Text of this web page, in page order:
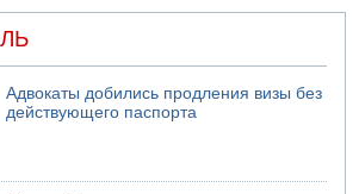
Адвокаты добились продления визы без
действующего паспорта